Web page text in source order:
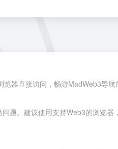
直接访问，畅游MadWeb3导航
题。建议使用支持Web3的浏览器